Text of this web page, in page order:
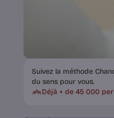
Suivez la méthode
du sens pour vous.
Déjà + de 45 000